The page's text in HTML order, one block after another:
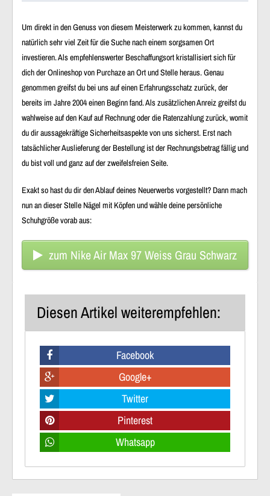
Um direkt in den Genuss von diesem Meisterwerk zu kommen, kannst du
natürlich sehr viel Zeit für die Suche nach einem sorgsamen Ort
investieren. Als empfehlenswerter Beschaffungsort kristallisiert sich für
dich der Onlineshop von Purchaze an Ort und Stelle heraus. Genau
genommen greifst du bei uns auf einen Erfahrungsschatz zurück, der
bereits im Jahre 2004 einen Beginn fand. Als zusätzlichen Anreiz greifst du
wahlweise auf den Kauf auf Rechnung oder die Ratenzahlung zurück, womit
du dir aussagekräftige Sicherheitsaspekte von uns sicherst. Erst nach
tatsächlicher Auslieferung der Bestellung ist der Rechnungsbetrag fällig und
du bist voll und ganz auf der zweifelsfreien Seite.
Exakt so hast du dir den Ablauf deines Neuerwerbs vorgestellt? Dann mach
nun an dieser Stelle Nägel mit Köpfen und wähle deine persönliche
Schuhgröße vorab aus:
zum Nike Air Max 97 Weiss Grau Schwarz
Diesen Artikel weiterempfehlen:
Facebook
Google+
Twitter
Pinterest
Whatsapp